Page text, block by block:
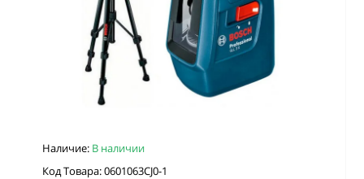
Наличие: В наличии
Код Товара: 0601063CJ0-1